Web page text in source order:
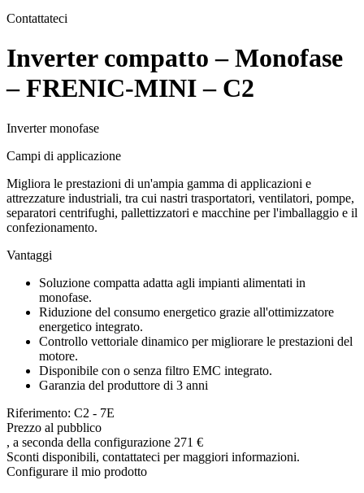
Contattateci
Inverter compatto – Monofase
– FRENIC-MINI – C2
Inverter monofase
Campi di applicazione
Migliora le prestazioni di un'ampia gamma di applicazioni e
attrezzature industriali, tra cui nastri trasportatori, ventilatori, pompe,
separatori centrifughi, pallettizzatori e macchine per l'imballaggio e il
confezionamento.
Vantaggi
Soluzione compatta adatta agli impianti alimentati in
monofase.
Riduzione del consumo energetico grazie all'ottimizzatore
energetico integrato.
Controllo vettoriale dinamico per migliorare le prestazioni del
motore.
Disponibile con o senza filtro EMC integrato.
Garanzia del produttore di 3 anni
Riferimento: C2 - 7E
Prezzo al pubblico
, a seconda della configurazione 271 €
Sconti disponibili, contattateci per maggiori informazioni.
Configurare il mio prodotto